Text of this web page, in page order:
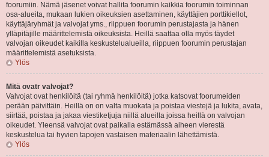
foorumiin. Nämä jäsenet voivat hallita foorumin kaikkia foorumin toiminnan
osa-alueita, mukaan lukien oikeuksien asettaminen, käyttäjien porttikiellot,
käyttäjäryhmät ja valvojat yms., riippuen foorumin perustajasta ja hänen
ylläpitäjille määrittelemistä oikeuksista. Heillä saattaa olla myös täydet
valvojan oikeudet kaikilla keskustelualueilla, riippuen foorumin perustajan
määrittelemistä asetuksista.
Ylös
Mitä ovatr valvojat?
Valvojat ovat henkilöitä (tai ryhmä henkilöitä) jotka katsovat foorumeiden
perään päivittäin. Heillä on on valta muokata ja poistaa viestejä ja lukita, avata,
siirtää, poistaa ja jakaa viestiketjuja niillä alueilla joissa heillä on valvojan
oikeudet. Yleensä valvojat ovat paikalla estämässä aiheen vierestä
keskustelua tai hyvien tapojen vastaisen materiaalin lähettämistä.
Ylös